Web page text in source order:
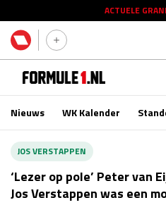
ACTUELE
Race
Nieuws WK Kalender
JOS VERSTAPPEN
‘Lezer op pole’ Peter van
Jos Verstappen was een